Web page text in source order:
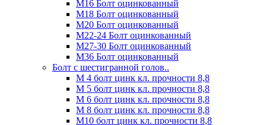
М16 Болт оцинкованный
М18 Болт оцинкованный
М20 Болт оцинкованный
М22-24 Болт оцинкованный
М27-30 Болт оцинкованный
М36 Болт оцинкованный
Болт с шестигранной голов..
М 4 болт цинк кл. прочности 8,8
М 5 болт цинк кл. прочности 8,8
М 6 болт цинк кл. прочности 8,8
М 8 болт цинк кл. прочности 8,8
М10 болт цинк кл. прочности 8,8